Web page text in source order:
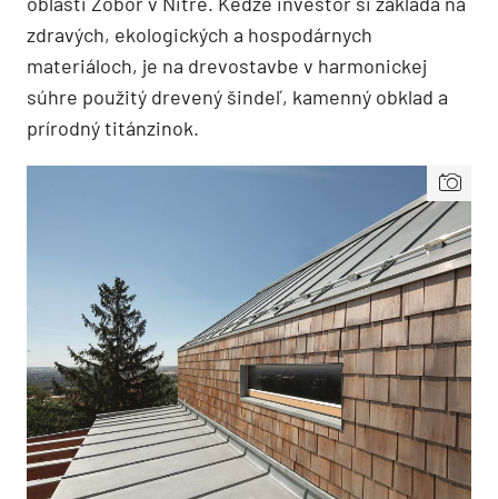
zdravých, ekologických a hospodárnych
materiáloch, je na drevostavbe v harmonickej
súhre použitý drevený šindeľ, kamenný obklad a
prírodný titánzinok.